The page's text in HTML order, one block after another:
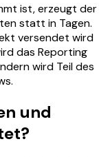
ist, erzeugt der
statt in Tagen.
versendet wird
das Reporting
wird Teil des
und